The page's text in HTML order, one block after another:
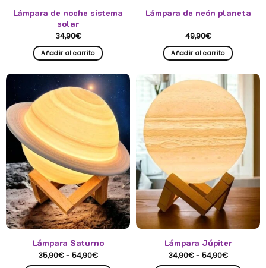
Lámpara de noche sistema
solar
34,90€
Añadir al carrito
Lámpara de neón planeta
49,90€
Añadir al carrito
Lámpara Saturno
35,90€- 54,90€Rango
Lámpara Júpiter
34,90€- 54,90€Rango